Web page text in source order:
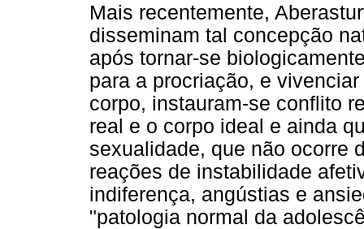
Mais recentemente,
disseminam tal concepção
após tornar-se
para a procriação, e
corpo, instauram-se conflito
real e o corpo ideal e ainda
sexualidade, que não ocorre
reações de instabilidade
indiferença, angústias e
"patologia normal da